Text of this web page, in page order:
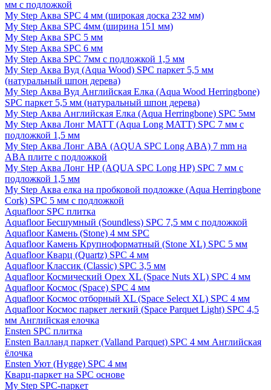
мм с подложкой
My Step Аква SPC 4 мм (широкая доска 232 мм)
My Step Аква SPC 4мм (ширина 151 мм)
My Step Аква SPC 5 мм
My Step Аква SPC 6 мм
My Step Аква SPC 7мм c подложкой 1,5 мм
My Step Аква Вуд (Aqua Wood) SPC паркет 5,5 мм
(натуральный шпон дерева)
My Step Аква Вуд Английская Елка (Aqua Wood Herringbone)
SPC паркет 5,5 мм (натуральный шпон дерева)
My Step Аква Английская Елка (Aqua Herringbone) SPC 5мм
My Step Аква Лонг MATT (Aqua Long MATT) SPC 7 мм с
подложкой 1,5 мм
My Step Аква Лонг АВА (AQUA SPC Long ABA) 7 mm на
ABA плите с подложкой
My Step Аква Лонг НР (AQUA SPC Long HP) SPC 7 мм с
подложкой 1,5 мм
My Step Аква елка на пробковой подложке (Aqua Herringbone
Cork) SPC 5 мм с подложкой
Aquafloor SPC плитка
Aquafloor Бесшумный (Soundless) SPC 7,5 мм с подложкой
Aquafloor Камень (Stone) 4 мм SPC
Aquafloor Камень Крупноформатный (Stone XL) SPC 5 мм
Aquafloor Кварц (Quartz) SPC 4 мм
Aquafloor Классик (Classic) SPC 3,5 мм
Aquafloor Космический Орех XL (Space Nuts XL) SPC 4 мм
Aquafloor Космос (Space) SPC 4 мм
Aquafloor Космос отборный XL (Space Select XL) SPC 4 мм
Aquafloor Космос паркет легкий (Space Parquet Light) SPC 4,5
мм Английская елочка
Ensten SPC плитка
Ensten Валланд паркет (Valland Parquet) SPC 4 мм Английская
ёлочка
Ensten Уют (Hygge) SPC 4 мм
Кварц-паркет на SPC основе
My Step SPC-паркет